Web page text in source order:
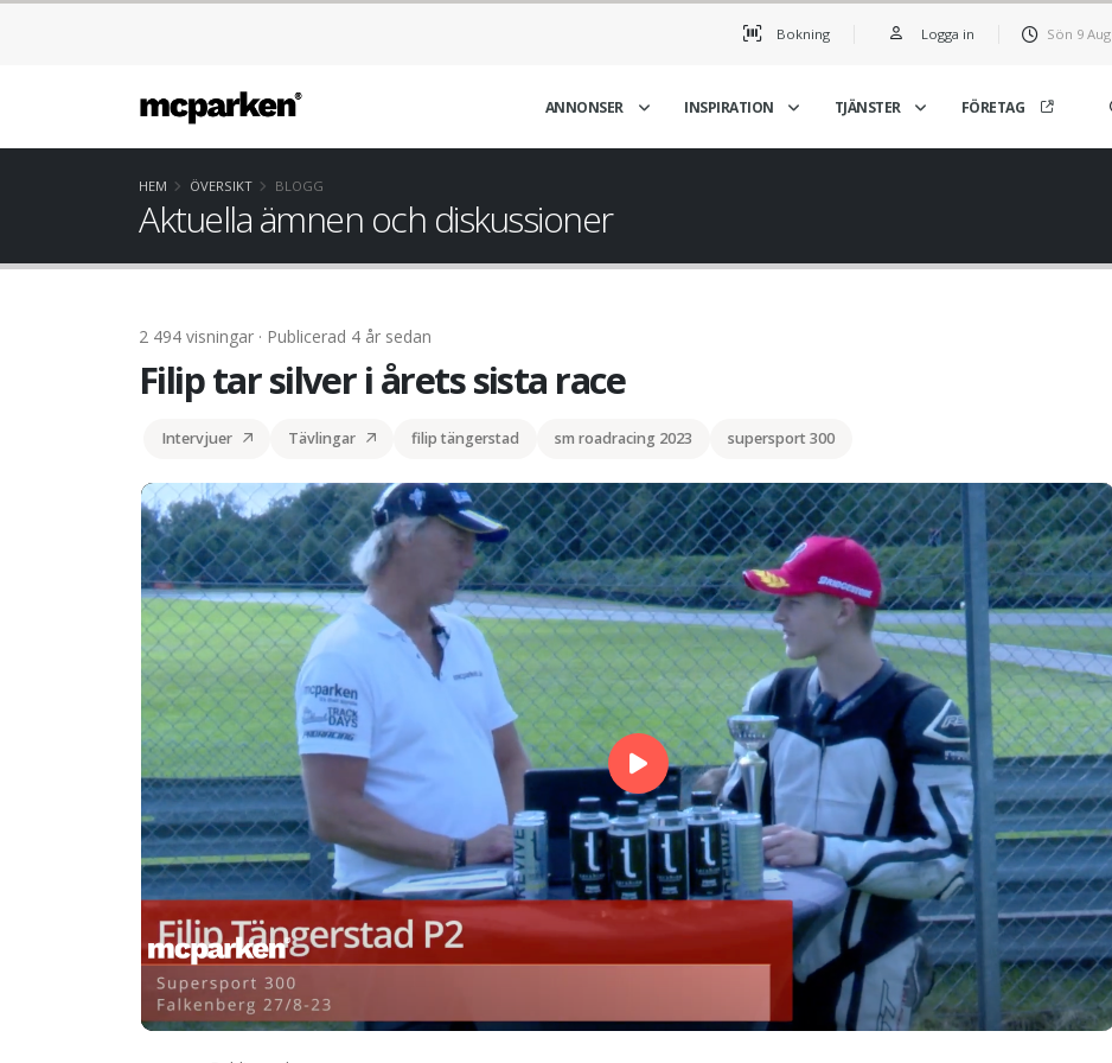
Bokning Logga in Sön 9 Aug
ANNONSER INSPIRATION TJÄNSTER FÖRETAG
HEM ÖVERSIKT BLOGG
Aktuella ämnen och diskussioner
2 494 visningar · Publicerad 4 år sedan
Filip tar silver i årets sista race
Intervjuer Tävlingar filip tängerstad sm roadracing 2023 supersport 300
00:00
Filip tar silver i årets sista race
Filip tar silver i årets sista
race
Filip Tängerstad som kör i
klassen Supersport 300 tog ett
fint si
Gabriel tog brons på årets
sista race
Gabriel tog brons på årets sista
race
Maxximus tog en hel hög
med medaljer 2023
Maxximus tog en hel hög med
medaljer 2023
Anton Eklund blev 3:a i
supersport 600-klasse
Anton Eklund blev 3:a i
supersport 600-klassen
Sebastian tar guldet i årets
sista race och e
Sebastian tar guldet i årets sista
race och ett SM-Silver!
Edvin avslutar säsongen med
ett SM-brons
Edvin avslutar säsongen med
ett SM-brons
Micke tar bronset på årets